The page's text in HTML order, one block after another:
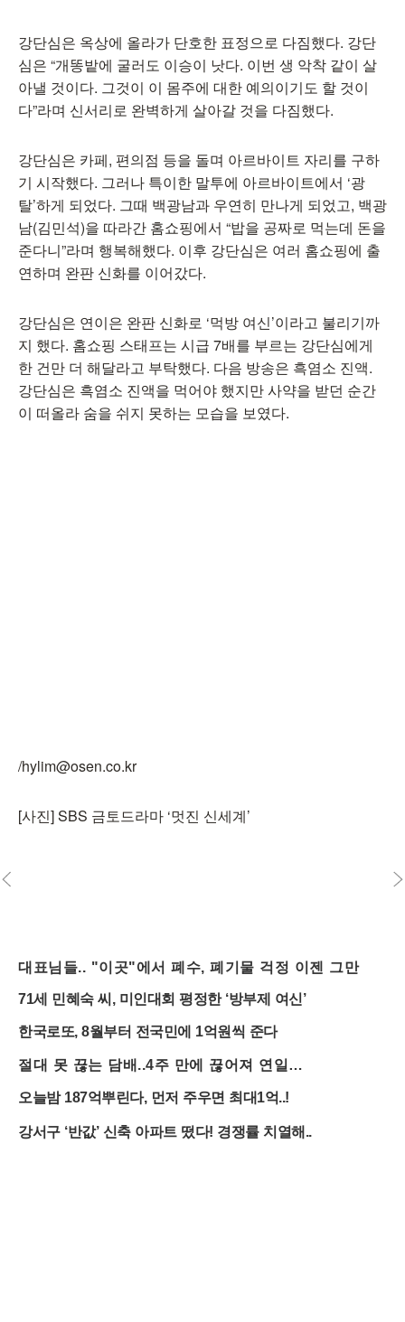
강단심은 옥상에 올라가 단호한 표정으로 다짐했다. 강단
심은 “개똥밭에 굴러도 이승이 낫다. 이번 생 악착 같이 살
아낼 것이다. 그것이 이 몸주에 대한 예의이기도 할 것이
다”라며 신서리로 완벽하게 살아갈 것을 다짐했다.
강단심은 카페, 편의점 등을 돌며 아르바이트 자리를 구하
기 시작했다. 그러나 특이한 말투에 아르바이트에서 ‘광
탈’하게 되었다. 그때 백광남과 우연히 만나게 되었고, 백광
남(김민석)을 따라간 홈쇼핑에서 “밥을 공짜로 먹는데 돈을
준다니”라며 행복해했다. 이후 강단심은 여러 홈쇼핑에 출
연하며 완판 신화를 이어갔다.
강단심은 연이은 완판 신화로 ‘먹방 여신’이라고 불리기까
지 했다. 홈쇼핑 스태프는 시급 7배를 부르는 강단심에게
한 건만 더 해달라고 부탁했다. 다음 방송은 흑염소 진액.
강단심은 흑염소 진액을 먹어야 했지만 사약을 받던 순간
이 떠올라 숨을 쉬지 못하는 모습을 보였다.
/hylim@osen.co.kr
[사진] SBS 금토드라마 ‘멋진 신세계’